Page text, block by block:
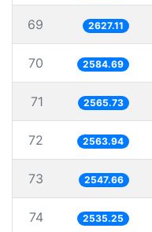
69 2627.11
70 2584.69
71 2565.73
72 2563.94
73 2547.66
74 2535.25